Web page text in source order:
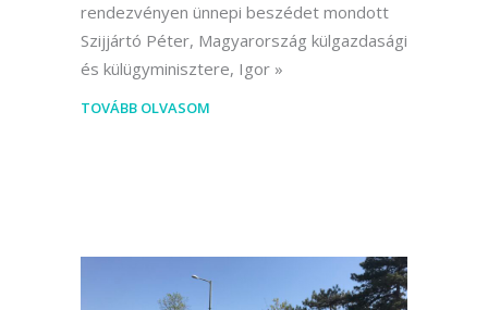
rendezvényen ünnepi beszédet mondott
Szijjártó Péter, Magyarország külgazdasági
és külügyminisztere, Igor
TOVÁBB OLVASOM